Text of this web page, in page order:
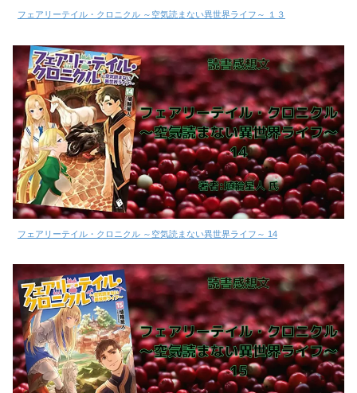
フェアリーテイル・クロニクル ～空気読まない異世界ライフ～ １３
フェアリーテイル・クロニクル ～空気読まない異世界ライフ～ 14